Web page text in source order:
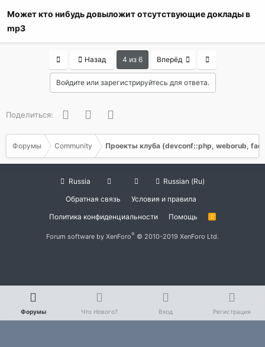
Может кто нибудь довыложит отсутствующие доклады в
mp3
Назад 4 из 6 Вперёд
Войдите или зарегистрируйтесь для ответа.
Поделиться: FacebookTwitter
Форумы Community Проекты клуба (devconf::php, weborub,
Russia
Russian (Ru)
Обратная связь
Условия и правила
Политика конфиденциальности
Помощь
R
Forum software by XenForo® © 2010-2019 XenForo Ltd.
Форумы Что Нового? Вход Регистрация